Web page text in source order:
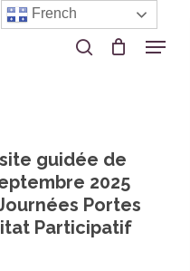
search Menu
guidée de
2025
Portes
Participatif
Close
French